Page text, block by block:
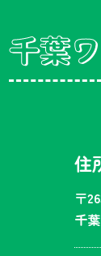
千葉
住
〒
千